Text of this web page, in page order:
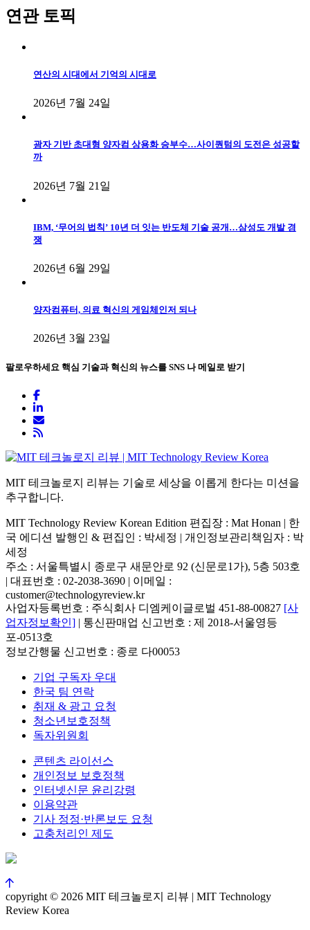
연관 토픽
연산의 시대에서 기억의 시대로
2026년 7월 24일
광자 기반 초대형 양자컴 상용화 승부수…사이퀀텀의 도전은 성공할
까
2026년 7월 21일
IBM, ‘무어의 법칙’ 10년 더 잇는 반도체 기술 공개…삼성도 개발 경
쟁
2026년 6월 29일
양자컴퓨터, 의료 혁신의 게임체인저 되나
2026년 3월 23일
팔로우하세요 핵심 기술과 혁신의 뉴스를 SNS 나 메일로 받기
MIT 테크놀로지 리뷰는 기술로 세상을 이롭게 한다는 미션을
추구합니다.
MIT Technology Review Korean Edition 편집장 : Mat Honan | 한
국 에디션 발행인 & 편집인 : 박세정 | 개인정보관리책임자 : 박
세정
주소 : 서울특별시 종로구 새문안로 92 (신문로1가), 5층 503호
| 대표번호 : 02-2038-3690 | 이메일 :
customer@technologyreview.kr
사업자등록번호 : 주식회사 디엠케이글로벌 451-88-00827 [사
업자정보확인] | 통신판매업 신고번호 : 제 2018-서울영등
포-0513호
정보간행물 신고번호 : 종로 다00053
기업 구독자 우대
한국 팀 연락
취재 & 광고 요청
청소년보호정책
독자위원회
콘텐츠 라이선스
개인정보 보호정책
인터넷신문 윤리강령
이용약관
기사 정정·반론보도 요청
고충처리인 제도
copyright © 2026 MIT 테크놀로지 리뷰 | MIT Technology
Review Korea